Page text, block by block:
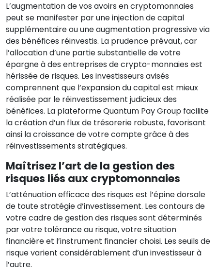
L’augmentation de vos avoirs en cryptomonnaies
peut se manifester par une injection de capital
supplémentaire ou une augmentation progressive via
des bénéfices réinvestis. La prudence prévaut, car
l’allocation d’une partie substantielle de votre
épargne à des entreprises de crypto-monnaies est
hérissée de risques. Les investisseurs avisés
comprennent que l’expansion du capital est mieux
réalisée par le réinvestissement judicieux des
bénéfices. La plateforme Quantum Pay Group facilite
la création d’un flux de trésorerie robuste, favorisant
ainsi la croissance de votre compte grâce à des
réinvestissements stratégiques.
Maîtrisez l’art de la gestion des
risques liés aux cryptomonnaies
L’atténuation efficace des risques est l’épine dorsale
de toute stratégie d’investissement. Les contours de
votre cadre de gestion des risques sont déterminés
par votre tolérance au risque, votre situation
financière et l’instrument financier choisi. Les seuils de
risque varient considérablement d’un investisseur à
l’autre.